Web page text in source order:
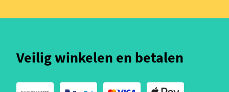
Veilig winkelen en betalen